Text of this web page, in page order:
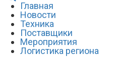
Главная
Новости
Техника
Поставщики
Мероприятия
Логистика региона